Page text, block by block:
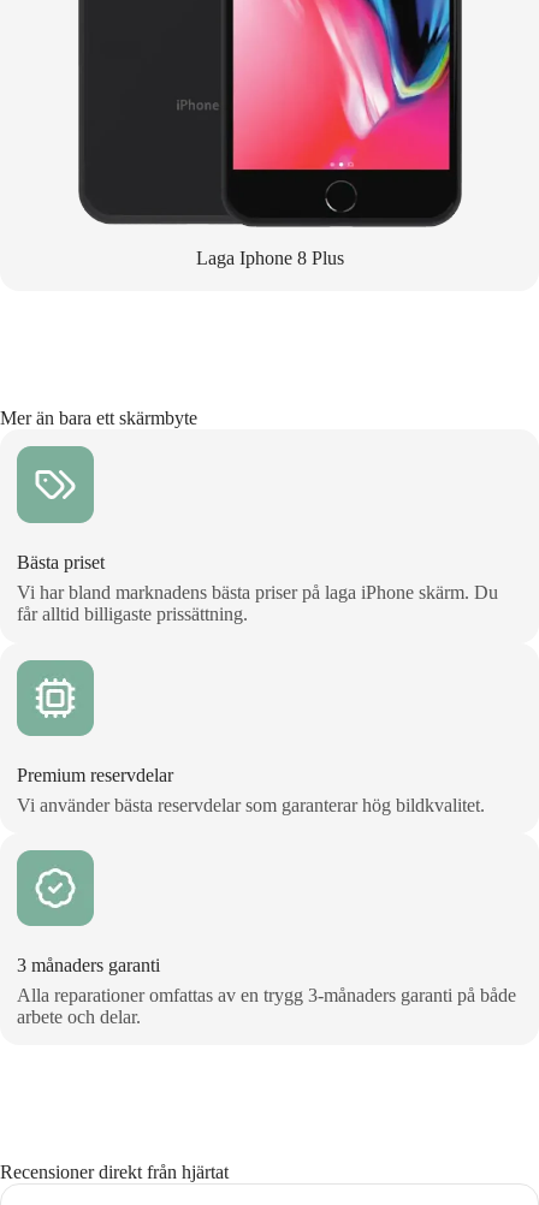
Laga Iphone 8 Plus
Mer än bara ett skärmbyte
Bästa priset
Vi har bland marknadens bästa priser på laga iPhone skärm. Du
får alltid billigaste prissättning.
Premium reservdelar
Vi använder bästa reservdelar som garanterar hög bildkvalitet.
3 månaders garanti
Alla reparationer omfattas av en trygg 3‑månaders garanti på både
arbete och delar.
Recensioner direkt från hjärtat